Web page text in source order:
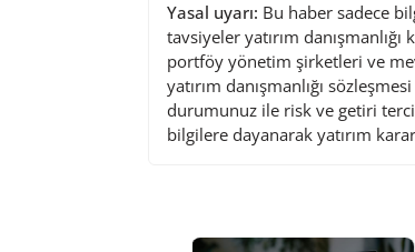
Yasal uyarı: Bu haber sadece
tavsiyeler yatırım
portföy yönetim şirketleri ve
yatırım danışmanlığı
durumunuz ile risk ve getiri
bilgilere dayanarak yatırım